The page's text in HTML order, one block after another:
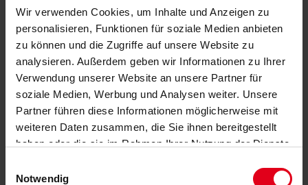
Wir verwenden Cookies, um Inhalte und Anzeigen zu
personalisieren, Funktionen für soziale Medien anbieten
zu können und die Zugriffe auf unsere Website zu
analysieren. Außerdem geben wir Informationen zu Ihrer
Verwendung unserer Website an unsere Partner für
soziale Medien, Werbung und Analysen weiter. Unsere
Partner führen diese Informationen möglicherweise mit
weiteren Daten zusammen, die Sie ihnen bereitgestellt
haben oder die sie im Rahmen Ihrer Nutzung der Dienste
Notwendig